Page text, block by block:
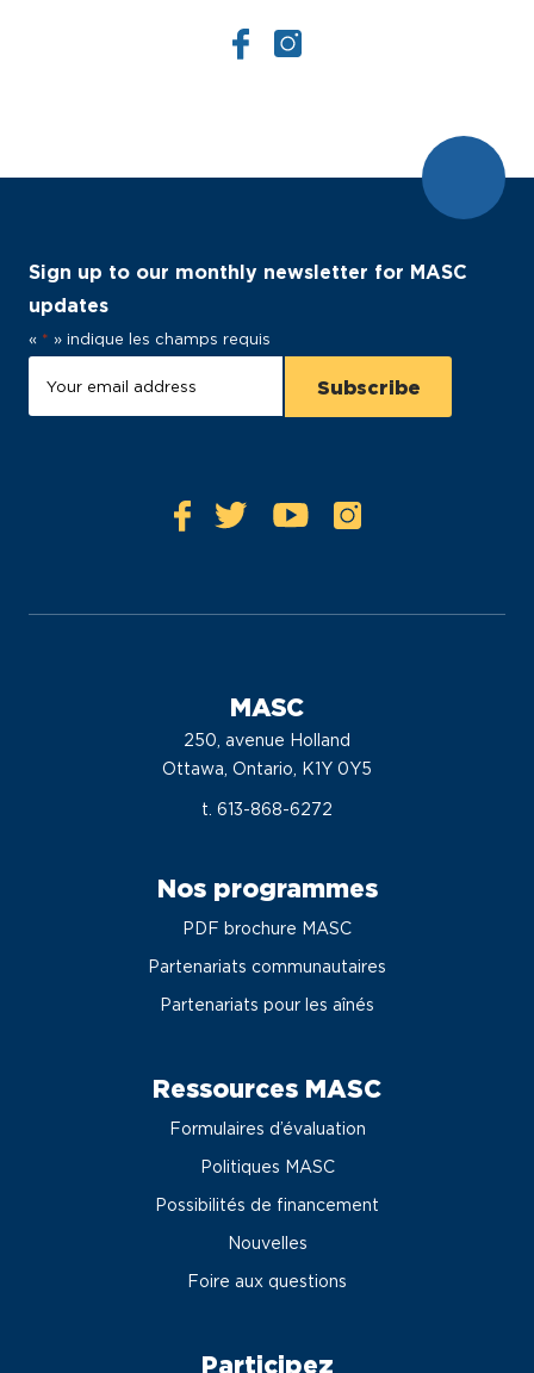
Sign up to our monthly newsletter for MASC
updates
« * » indique les champs requis
MASC
250, avenue Holland
Ottawa, Ontario, K1Y 0Y5
t. 613-868-6272
Nos programmes
PDF brochure MASC
Partenariats communautaires
Partenariats pour les aînés
Ressources MASC
Formulaires d’évaluation
Politiques MASC
Possibilités de financement
Nouvelles
Foire aux questions
Participez